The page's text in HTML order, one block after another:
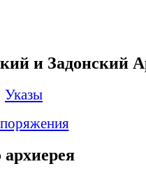
и Задонский
Указы